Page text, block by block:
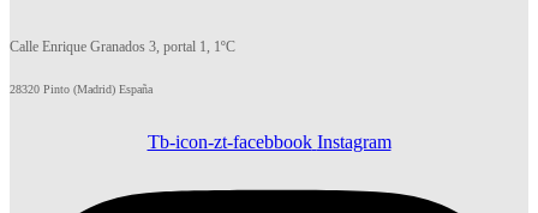
Calle Enrique Granados 3, portal 1, 1ºC
28320 Pinto (Madrid) España
Tb-icon-zt-facebbook Instagram